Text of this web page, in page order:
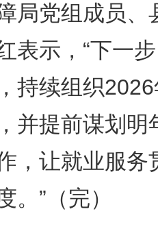
局党组成员、
表示，“下一
持续组织
并提前谋划明
，让就业服务
。”（完）